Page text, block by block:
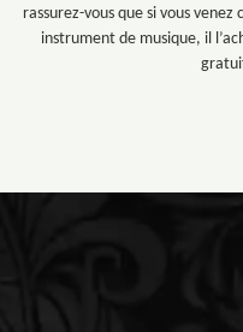
rassurez-vous que si vous
instrument de musique, il